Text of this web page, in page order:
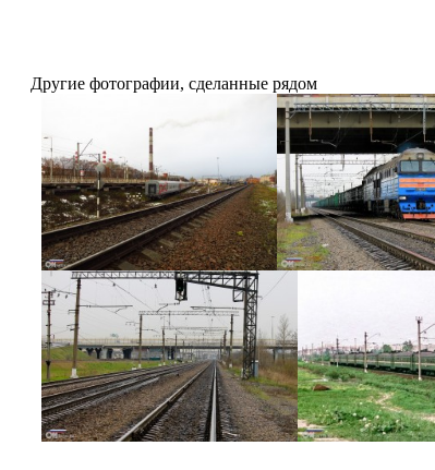
Другие фотографии, сделанные рядом